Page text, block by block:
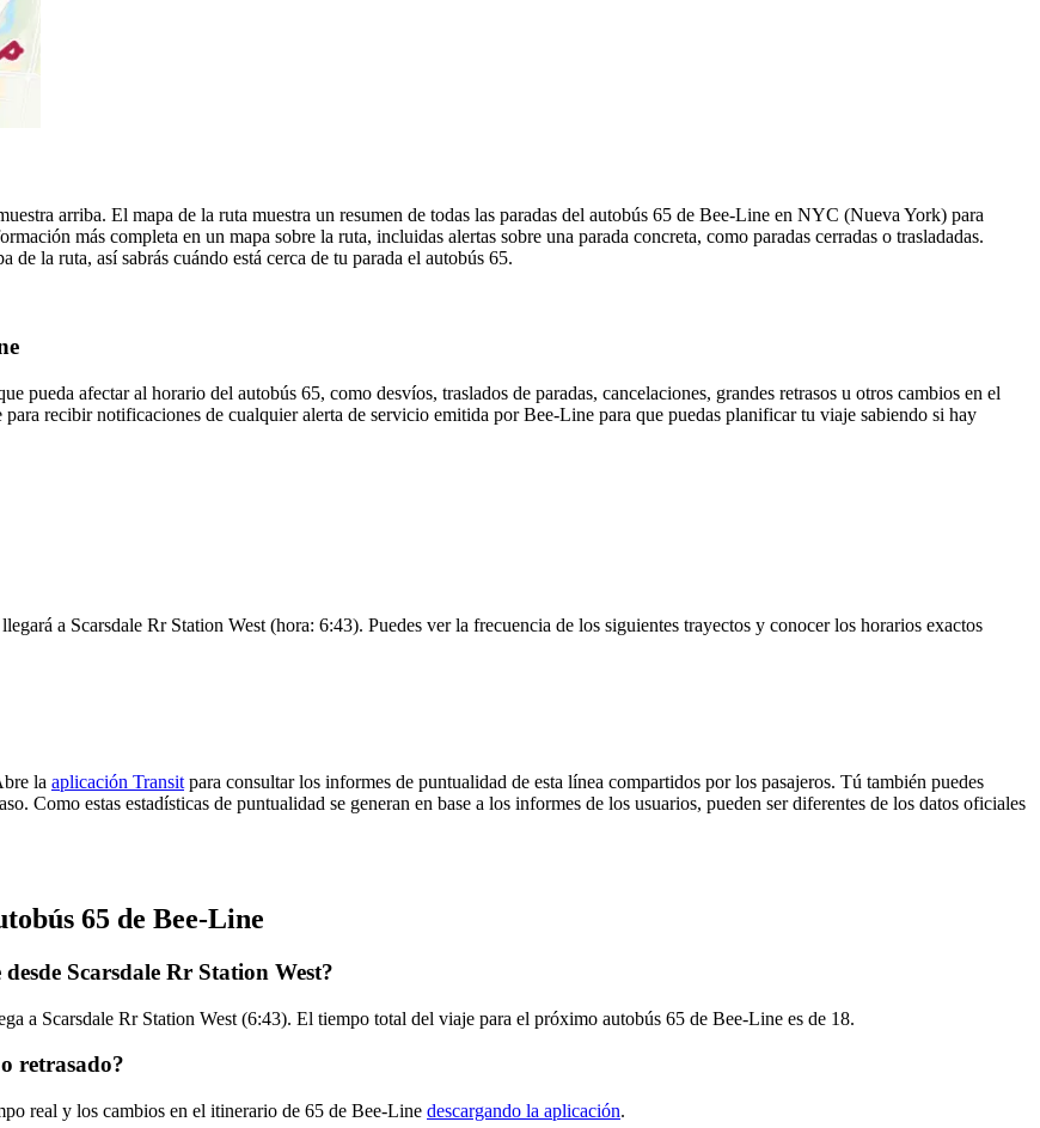
arriba. El mapa de la ruta muestra un resumen de todas las paradas del autobús 65 de Bee-Line en NYC (Nueva York) para
más completa en un mapa sobre la ruta, incluidas alertas sobre una parada concreta, como paradas cerradas o trasladadas.
la ruta, así sabrás cuándo está cerca de tu parada el autobús 65.
pueda afectar al horario del autobús 65, como desvíos, traslados de paradas, cancelaciones, grandes retrasos u otros cambios en el
para recibir notificaciones de cualquier alerta de servicio emitida por Bee-Line para que puedas planificar tu viaje sabiendo si hay
a Scarsdale Rr Station West (hora: 6:43). Puedes ver la frecuencia de los siguientes trayectos y conocer los horarios exactos
la aplicación Transit para consultar los informes de puntualidad de esta línea compartidos por los pasajeros. Tú también puedes
Como estas estadísticas de puntualidad se generan en base a los informes de los usuarios, pueden ser diferentes de los datos oficiales
65 de Bee-Line
Scarsdale Rr Station West?
a Scarsdale Rr Station West (6:43). El tiempo total del viaje para el próximo autobús 65 de Bee-Line es de 18.
retrasado?
real y los cambios en el itinerario de 65 de Bee-Line descargando la aplicación.